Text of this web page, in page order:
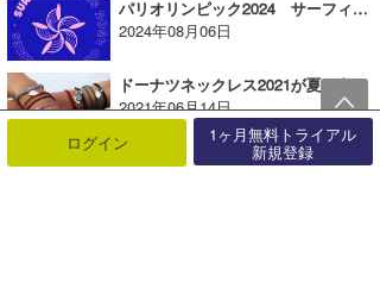
パリオリンピック2024 サーフィン競技 大会結果
2024年08月06日
ドーナツネックレス2021が夏に向け本格始動!!【AD】
2021年06月14日
ログイン 1ヶ月無料トライアル
新規登録